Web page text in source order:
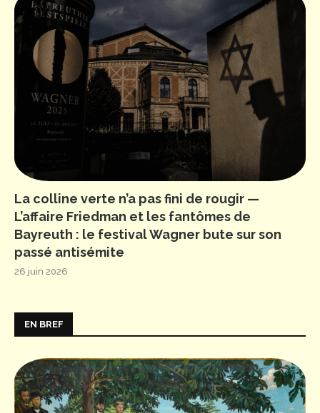
La colline verte n’a pas fini de rougir —
L’affaire Friedman et les fantômes de
Bayreuth : le festival Wagner bute sur son
passé antisémite
26 juin 2026
EN BREF